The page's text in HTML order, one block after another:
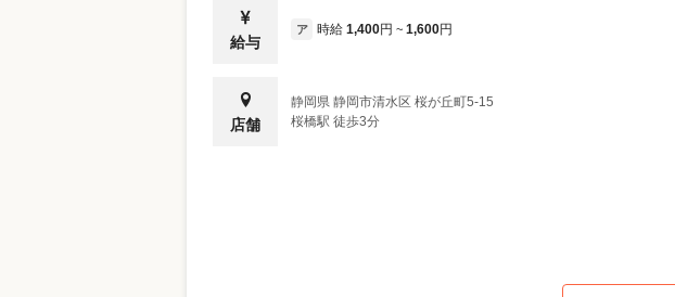
給与
ア 時給 1,400円 ~ 1,600円
店舗
静岡県 静岡市清水区 桜が丘町5-15
桜橋駅 徒歩3分